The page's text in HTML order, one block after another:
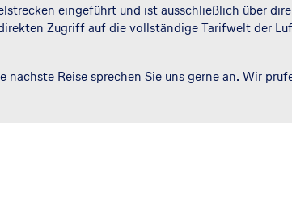
eingeführt und ist ausschließlich über
Zugriff auf die vollständige Tarifwelt der
Reise sprechen Sie uns gerne an. Wir